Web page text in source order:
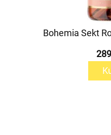
Bohemia Sekt